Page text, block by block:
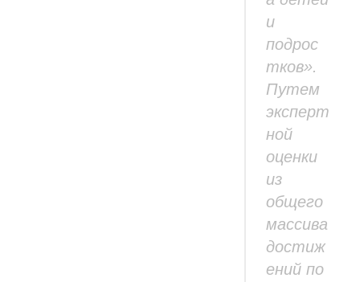
и
подрос
тков».
Путем
эксперт
ной
оценки
из
общего
массива
достиж
ений по